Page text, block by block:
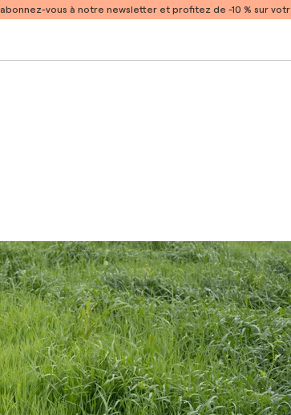
abonnez-vous à notre newsletter et profitez de -10 % sur